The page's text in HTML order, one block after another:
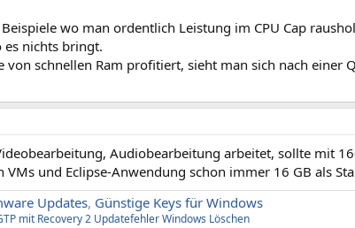
wo man ordentlich Leistung im CPU Cap
es nichts bringt.
von schnellen Ram profitiert, sieht man sich nach einer
Audiobearbeitung arbeitet, sollte mit
und Eclipse-Anwendung schon immer 16 GB als
Updates, Günstige Keys für Windows
mit Recovery2 Updatefehler Windows Löschen